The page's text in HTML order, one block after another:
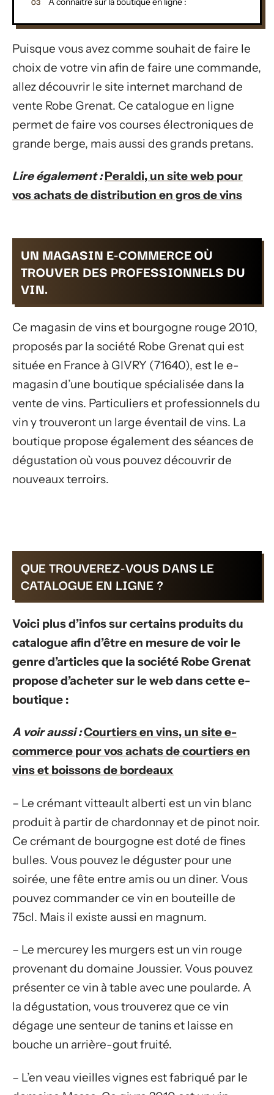
Puisque vous avez comme souhait de faire le
choix de votre vin afin de faire une commande,
allez découvrir le site internet marchand de
vente Robe Grenat. Ce catalogue en ligne
permet de faire vos courses électroniques de
grande berge, mais aussi des grands pretans.
Lire également : Peraldi, un site web pour
vos achats de distribution en gros de vins
UN MAGASIN E-COMMERCE OÙ
TROUVER DES PROFESSIONNELS DU
VIN.
Ce magasin de vins et bourgogne rouge 2010,
proposés par la société Robe Grenat qui est
située en France à GIVRY (71640), est le e-
magasin d’une boutique spécialisée dans la
vente de vins. Particuliers et professionnels du
vin y trouveront un large éventail de vins. La
boutique propose également des séances de
dégustation où vous pouvez découvrir de
nouveaux terroirs.
QUE TROUVEREZ-VOUS DANS LE
CATALOGUE EN LIGNE ?
Voici plus d’infos sur certains produits du
catalogue afin d’être en mesure de voir le
genre d’articles que la société Robe Grenat
propose d’acheter sur le web dans cette e-
boutique :
A voir aussi :Courtiers en vins, un site e-
commerce pour vos achats de courtiers en
vins et boissons de bordeaux
– Le crémant vitteault alberti est un vin blanc
produit à partir de chardonnay et de pinot noir.
Ce crémant de bourgogne est doté de fines
bulles. Vous pouvez le déguster pour une
soirée, une fête entre amis ou un diner. Vous
pouvez commander ce vin en bouteille de
75cl. Mais il existe aussi en magnum.
– Le mercurey les murgers est un vin rouge
provenant du domaine Joussier. Vous pouvez
présenter ce vin à table avec une poularde. A
la dégustation, vous trouverez que ce vin
dégage une senteur de tanins et laisse en
bouche un arrière-gout fruité.
– L’en veau vieilles vignes est fabriqué par le